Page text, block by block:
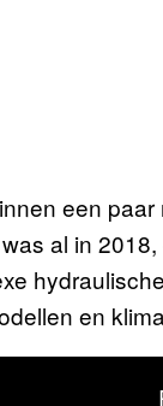
een
al in
en